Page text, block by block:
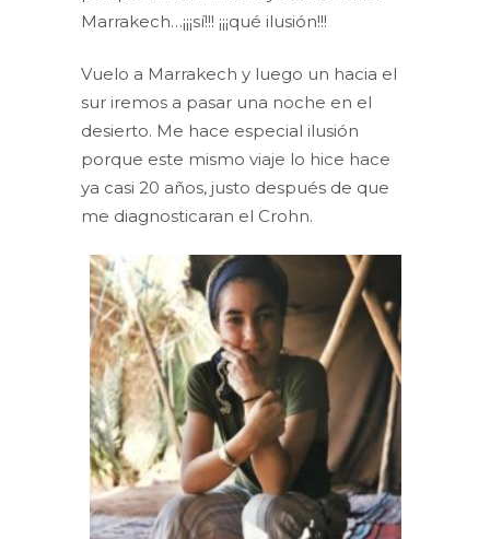
Marrakech…¡¡¡sí!!! ¡¡¡qué ilusión!!!
Vuelo a Marrakech y luego un hacia el
sur iremos a pasar una noche en el
desierto. Me hace especial ilusión
porque este mismo viaje lo hice hace
ya casi 20 años, justo después de que
me diagnosticaran el Crohn.